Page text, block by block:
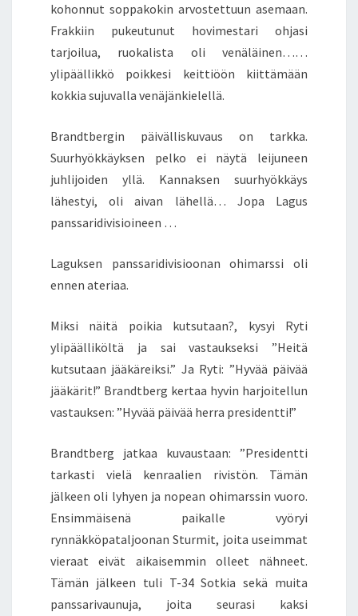
kohonnut soppakokin arvostettuun asemaan.
Frakkiin pukeutunut hovimestari ohjasi
tarjoilua, ruokalista oli venäläinen……
ylipäällikkö poikkesi keittiöön kiittämään
kokkia sujuvalla venäjänkielellä.
Brandtbergin päivälliskuvaus on tarkka.
Suurhyökkäyksen pelko ei näytä leijuneen
juhlijoiden yllä. Kannaksen suurhyökkäys
lähestyi, oli aivan lähellä… Jopa Lagus
panssaridivisioineen …
Laguksen panssaridivisioonan ohimarssi oli
ennen ateriaa.
Miksi näitä poikia kutsutaan?, kysyi Ryti
ylipäälliköltä ja sai vastaukseksi ”Heitä
kutsutaan jääkäreiksi.” Ja Ryti: ”Hyvää päivää
jääkärit!” Brandtberg kertaa hyvin harjoitellun
vastauksen: ”Hyvää päivää herra presidentti!”
Brandtberg jatkaa kuvaustaan: ”Presidentti
tarkasti vielä kenraalien rivistön. Tämän
jälkeen oli lyhyen ja nopean ohimarssin vuoro.
Ensimmäisenä paikalle vyöryi
rynnäkköpataljoonan Sturmit, joita useimmat
vieraat eivät aikaisemmin olleet nähneet.
Tämän jälkeen tuli T-34 Sotkia sekä muita
panssarivaunuja, joita seurasi kaksi